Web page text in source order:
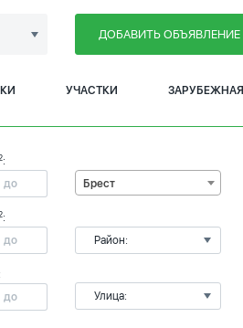
ДОБАВИТЬ ОБЪЯВЛЕНИЕ
УЧАСТКИ ЗАРУБЕЖНАЯ
:
:
Брест
Район:
Улица: